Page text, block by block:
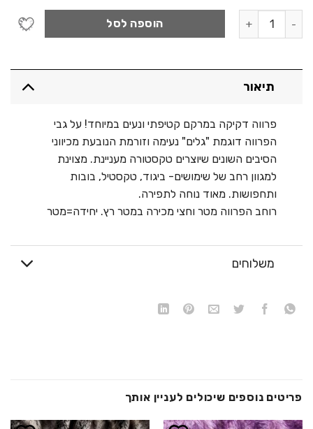
כמות של פרווה קטיפה - WB חלקה הוספה לסל
תיאור
פרווה דקיקה במרקם קטיפתי ונעים במיוחד! על גבי
הפרווה דוגמת "גלים" נעימה וזורמת הנובעת מכיווני
הסיבים השונים שיוצרים טקסטורה מעניינת. מצוינת
למגוון רחב של שימושים- ביגוד, טקסטיל, בובות
ותחפושות. מאוד נוחה לתפירה.
רוחב הפרווה מטר וחצי מכירה במטר רץ. יחידה=מטר
משלוחים
פריטים נוספים שיכולים לעניין אותך